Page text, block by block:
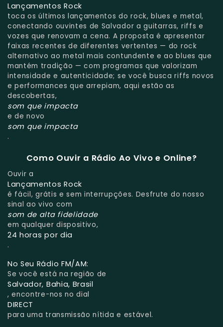
Lançamentos Rock
toca os últimos lançamentos do rock, blues e metal,
conectando ouvintes de Salvador a guitarras, riffs e
vozes que renovam a cena. A proposta é apresentar
faixas recentes de diferentes vertentes — do rock
alternativo ao metal mais contundente e ao blues que
mantém tradição — com programas que valorizam
intensidade e autenticidade; se você busca riffs novos
e performances que arrepiam, aqui estão as
descobertas,
som que impacta
e de novo
som que impacta
.
Como Ouvir a Rádio Ao Vivo e Online?
Ouvir a
Lançamentos Rock
é fácil, grátis e sem interrupções. Desfrute do nosso
sinal ao vivo com
som de alta fidelidade
em qualquer dispositivo,
24 horas por dia
.
No Seu Rádio FM/AM:
Se você está na região de
Salvador, Bahia, Brasil
, encontre-nos no dial
DIRECT
para uma transmissão nítida e estável.